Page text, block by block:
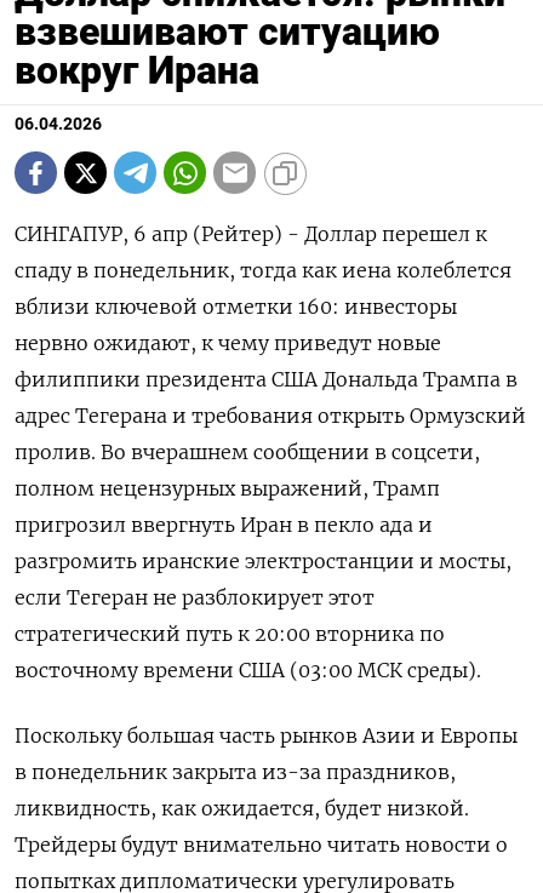
взвешивают ситуацию
вокруг Ирана
06.04.2026
СИНГАПУР, 6 апр (Рейтер) - Доллар перешел к
спаду в понедельник, тогда как иена колеблется
вблизи ключевой отметки 160: инвесторы
нервно ожидают, к чему приведут новые
филиппики президента США Дональда Трампа ‌в
адрес Тегерана и требования открыть Ормузский
пролив. Во вчерашнем сообщении в соцсети,
полном нецензурных выражений, Трамп
пригрозил ввергнуть Иран в пекло ада и
разгромить иранские электростанции и мосты,
если ​Тегеран не разблокирует этот
стратегический путь ​к 20:00 вторника ​по
восточному ⁠времени США (03:00 МСК среды).
Поскольку большая часть рынков Азии и ‌Европы
в понедельник закрыта из-за праздников,
ликвидность, ‌как ожидается, будет низкой.
Трейдеры будут внимательно читать новости о
попытках дипломатически урегулировать